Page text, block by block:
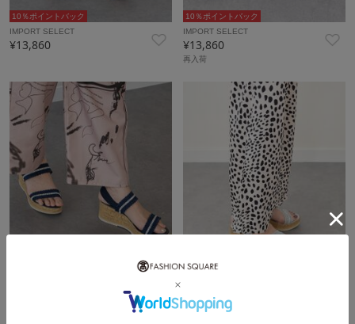
10％ポイントバック
IMPORT SELECT
¥13,860
10％ポイントバック
IMPORT SELECT
¥13,860
再入荷
10％ポイントバック
¥12,980